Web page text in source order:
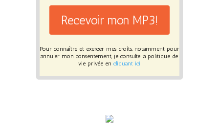
Recevoir mon MP3!
Pour connaître et exercer mes droits, notamment pour
annuler mon consentement, je consulte la politique de
vie privée encliquant ici